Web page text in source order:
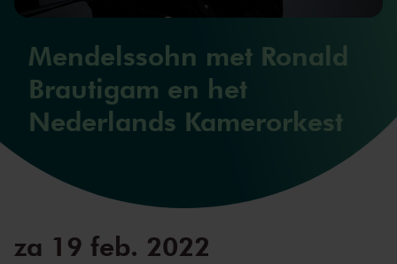
Mendelssohn met Ronald
Brautigam en het
Nederlands Kamerorkest
za 19 feb. 2022